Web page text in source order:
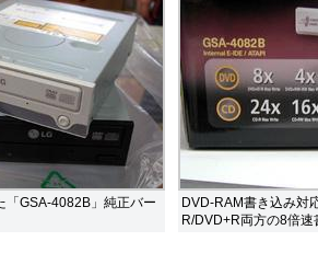
「GSA-4082B」純正バー
DVD-RAM書き込み対
R/DVD+R両方の8倍